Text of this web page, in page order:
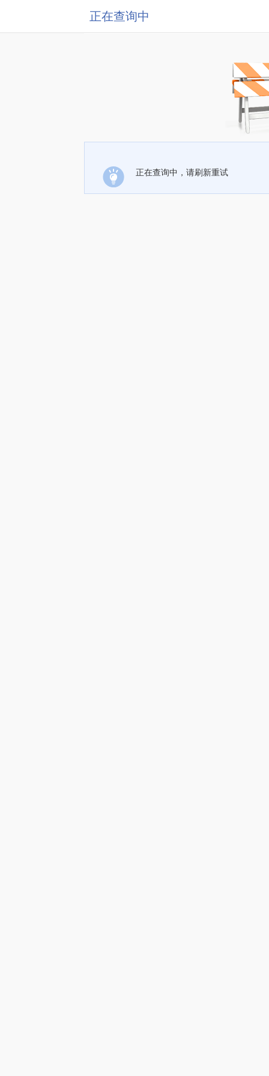
正在查询中
正在查询中，请刷新重试